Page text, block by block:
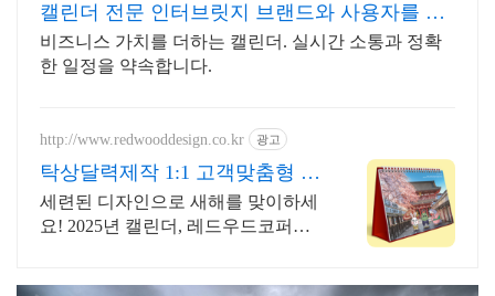
캘린더 전문 인터브릿지 브랜드와 사용자를 잇
습니다.
비즈니스 가치를 더하는 캘린더. 실시간 소통과 정확
한 일정을 약속합니다.
http://www.redwooddesign.co.kr 광고
탁상달력제작 1:1 고객맞춤형 디
자인전문
세련된 디자인으로 새해를 맞이하세
요! 2025년 캘린더, 레드우드코퍼레